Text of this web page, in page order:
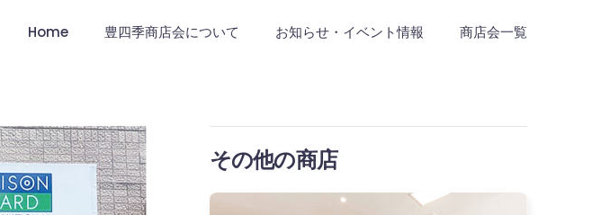
Home 豊四季商店会について お知らせ・イベント情報 商店会一覧
その他の商店